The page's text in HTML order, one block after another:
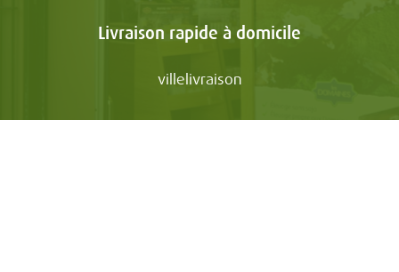
Livraison rapide à domicile
villelivraison